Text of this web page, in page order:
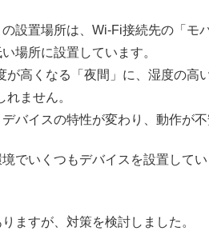
設置場所は、Wi-Fi接続先の「モ
場所に設置しています。
高くなる「夜間」に、湿度の高
ません。
バイスの特性が変わり、動作が
でいくつもデバイスを設置して
ますが、対策を検討しました。